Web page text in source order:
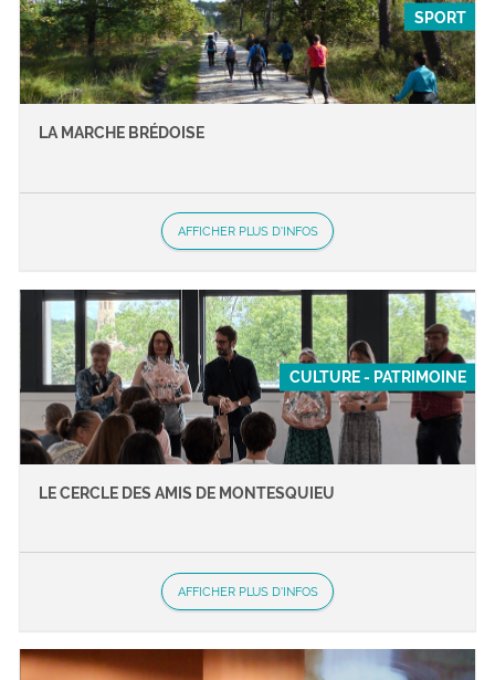
SPORT
LA MARCHE BRÉDOISE
AFFICHER PLUS D'INFOS
CULTURE - PATRIMOINE
LE CERCLE DES AMIS DE MONTESQUIEU
AFFICHER PLUS D'INFOS